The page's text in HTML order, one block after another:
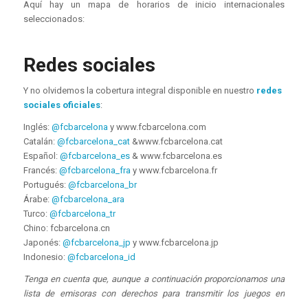
Aquí hay un mapa de horarios de inicio internacionales
seleccionados:
Redes sociales
Y no olvidemos la cobertura integral disponible en nuestro redes
sociales oficiales:
Inglés: @fcbarcelonay www.fcbarcelona.com
Catalán: @fcbarcelona_cat&www.fcbarcelona.cat
Español: @fcbarcelona_es& www.fcbarcelona.es
Francés: @fcbarcelona_fray www.fcbarcelona.fr
Portugués: @fcbarcelona_br
Árabe: @fcbarcelona_ara
Turco: @fcbarcelona_tr
Chino: fcbarcelona.cn
Japonés: @fcbarcelona_jp y www.fcbarcelona.jp
Indonesio: @fcbarcelona_id
Tenga en cuenta que, aunque a continuación proporcionamos una
lista de emisoras con derechos para transmitir los juegos en